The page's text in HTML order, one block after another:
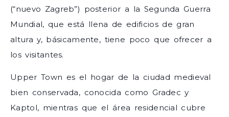
(“nuevo Zagreb”) posterior a la Segunda Guerra
Mundial, que está llena de edificios de gran
altura y, básicamente, tiene poco que ofrecer a
los visitantes.
Upper Town es el hogar de la ciudad medieval
bien conservada, conocida como Gradec y
Kaptol, mientras que el área residencial cubre